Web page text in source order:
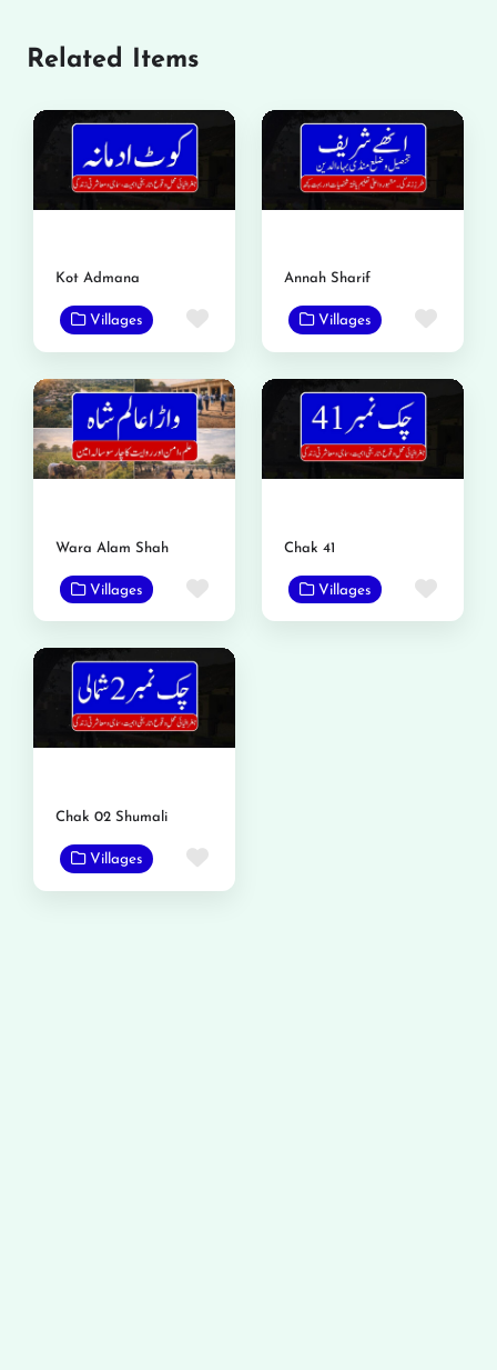
Related Items
Kot Admana
Villages Favorite
Annah Sharif
Villages
Wara Alam Shah
Villages Favorite
Chak 41
Villages
Chak 02 Shumali
Villages Favorite